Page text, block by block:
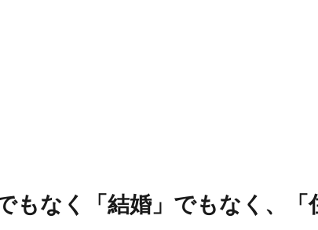
もなく「結婚」でもなく、